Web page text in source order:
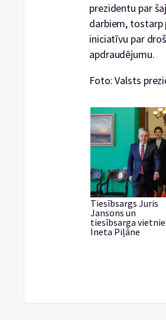
prezidentu par
darbiem, tostarp
iniciatīvu par
apdraudējumu.
Foto: Valsts
Tiesībsargs Juris
Jansons un
tiesībsarga
Ineta Piļāne